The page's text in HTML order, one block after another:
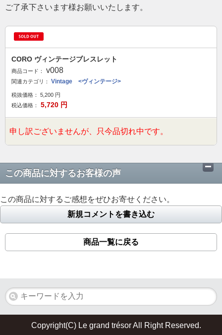
ご了承下さいます様お願いいたします。
CORO ヴィンテージブレスレット
商品コード： v008
関連カテゴリ： Vintage <ヴィンテージ>
税抜価格： 5,200 円
税込価格：
5,720 円
申し訳ございませんが、只今品切れ中です。
この商品に対するお客様の声
この商品に対するご感想をぜひお寄せください。
新規コメントを書き込む
商品一覧に戻る
Copyright(C) Le grand trésor All Right Reserved.